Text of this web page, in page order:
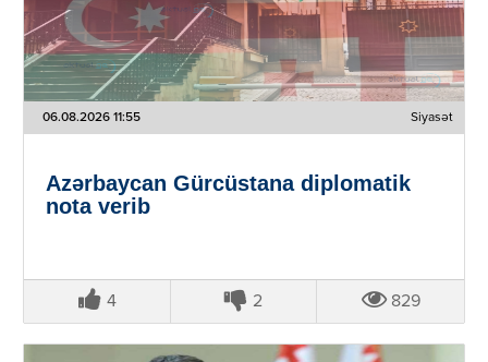
06.08.2026 11:55 Siyasət
Azərbaycan Gürcüstana diplomatik
nota verib
4 2 829